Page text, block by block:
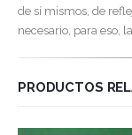
de sí mismos, de
necesario, para eso,
PRODUCTOS